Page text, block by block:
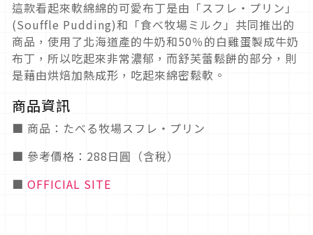
這款看起來軟綿綿的可愛布丁是由「スフレ・プリン」
(Souffle Pudding)和「食べ牧場ミルク」共同推出的
商品，使用了北海道產的牛奶和50％的白雞蛋製成牛奶
布丁，所以吃起來非常濃郁，而舒芙蕾鬆餅的部分，則
是藉由烘焙加熱成形，吃起來綿密鬆軟。
商品資訊
■ 商品：たべる牧場スフレ・プリン
■ 參考價格：288日圓（含稅）
■ OFFICIAL SITE